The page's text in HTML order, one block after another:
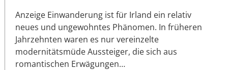
Anzeige Einwanderung ist für Irland ein relativ
neues und ungewohntes Phänomen. In früheren
Jahrzehnten waren es nur vereinzelte
modernitätsmüde Aussteiger, die sich aus
romantischen Erwägungen…